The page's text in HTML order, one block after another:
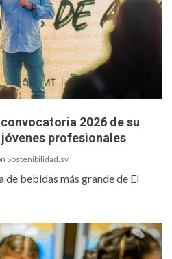
2026 de su
profesionales
Sostenibilidad.sv
de bebidas más grande de El